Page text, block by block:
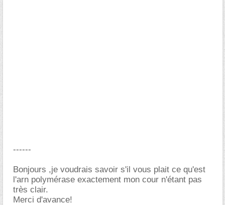
------
Bonjours ,je voudrais savoir s'il vous plait ce qu'est
l'arn polymérase exactement mon cour n'étant pas
très clair.
Merci d'avance!